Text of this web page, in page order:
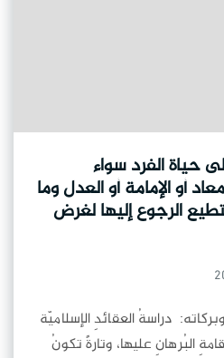
حياة الفرد سواء
أو الإمامة أو العدل وما
الرجوع إليها لغرض
دراسةُ العقائدِ الإسلاميّة
البُرهانِ عليها، وتارةً تكونُ